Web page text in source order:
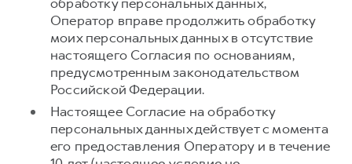
Оператор вправе продолжить обработку
моих персональных данных в отсутствие
настоящего Согласия по основаниям,
предусмотренным законодательством
Российской Федерации.
Настоящее Согласие на обработку
персональных данных действует с момента
его предоставления Оператору и в течение